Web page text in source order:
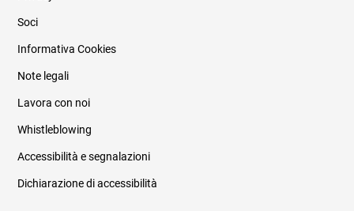
Soci
Informativa Cookies
Note legali
Lavora con noi
Whistleblowing
Accessibilità e segnalazioni
Dichiarazione di accessibilità